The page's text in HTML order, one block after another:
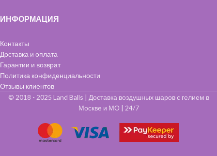
ИНФОРМАЦИЯ
Контакты
Доставка и оплата
Гарантии и возврат
Политика конфиденциальности
Отзывы клиентов
© 2018 - 2025 Land Balls | Доставка воздушных шаров с гелием в
Москве и МО | 24/7